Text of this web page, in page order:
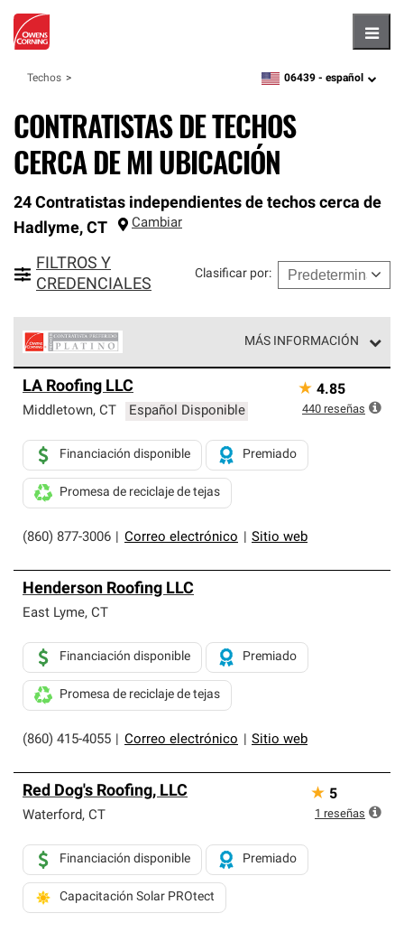
Techos zipcode,language
06439 - español
CONTRATISTAS DE TECHOS
CERCA DE MI UBICACIÓN
24 Contratistas independientes de techos cerca de
Hadlyme, CT Cambiar
FILTROS Y
CREDENCIALES
Clasificar por:
MÁS INFORMACIÓN
Corning constituyen el nivel superior de nuestra red
exclusiva y cumplen con estándares estrictos de
Solo ellos pueden ofrecer nuestra mejor garantía de
sistemas de techos.
LA Roofing LLC
Middletown, CT Español Disponible
(860) 877-3006 Correo electrónico Sitio web
Financiación disponible Premiado
Promesa de reciclaje de tejas
★ 4.85
440 reseñas
Henderson Roofing LLC
East Lyme, CT
(860) 415-4055 Correo electrónico Sitio web
Financiación disponible Premiado
Promesa de reciclaje de tejas
Red Dog's Roofing, LLC
Waterford, CT
Financiación disponible Premiado
Capacitación Solar PROtect
★ 5
1 reseñas